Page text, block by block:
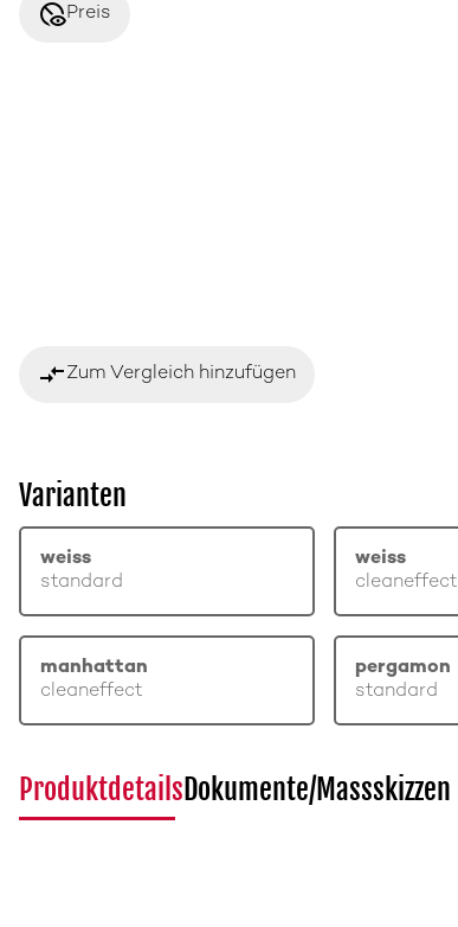
disabled_visiblePreis
compare_arrowsZum Vergleich hinzufügen
Varianten
weiss
standard
weiss
cleaneffect
manhattan
cleaneffect
pergamon
standard
ProduktdetailsDokumente/Massskizzen